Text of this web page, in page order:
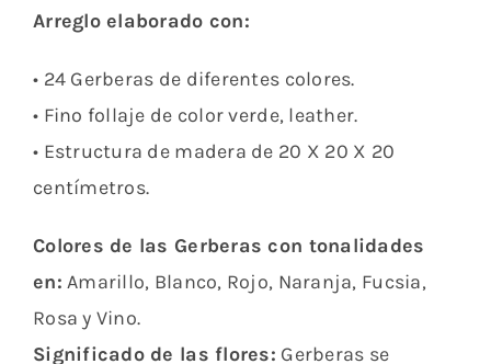
Arreglo elaborado con:
• 24 Gerberas de diferentes colores.
• Fino follaje de color verde, leather.
• Estructura de madera de 20 X 20 X 20
centímetros.
Colores de las Gerberas con tonalidades
en: Amarillo, Blanco, Rojo, Naranja, Fucsia,
Rosa y Vino.
Significado de las flores: Gerberas se